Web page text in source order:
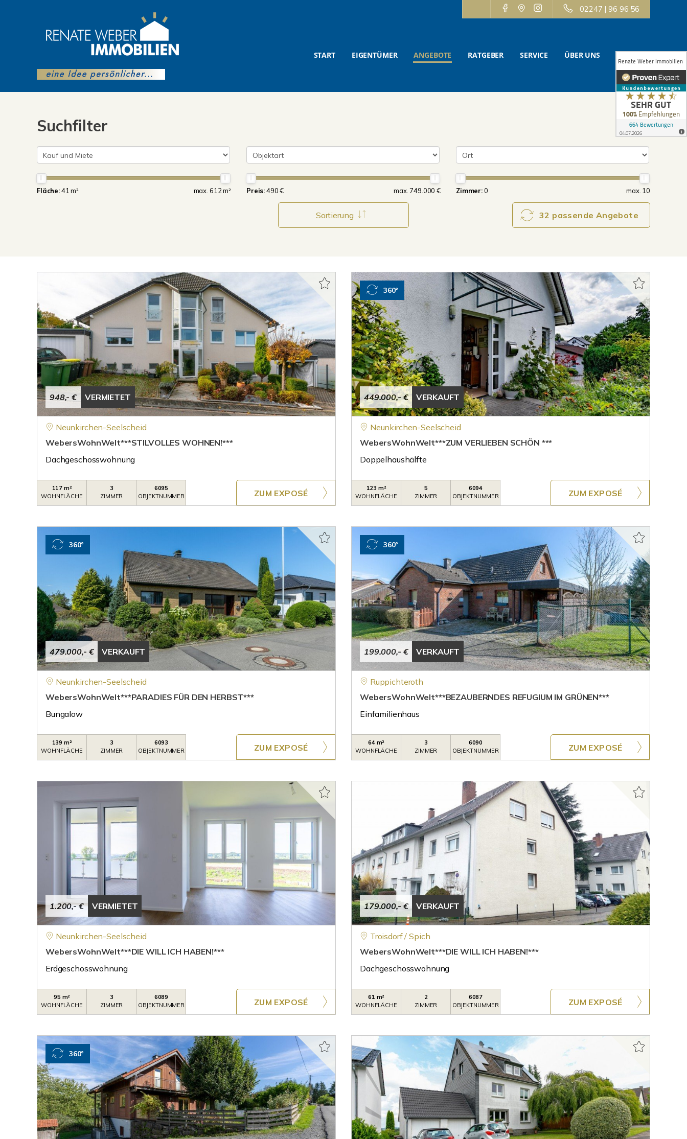
02247 | 96 96 56
START EIGENTÜMER ANGEBOTE RATGEBER SERVICE ÜBER UNS KONTAKT
Suchfilter
Fläche:41 m² max. 612 m² Preis:490 € max. 749.000 € Zimmer:0 max. 10
Sortierung 32 passende Angebote
948,- € VERMIETET
Neunkirchen-Seelscheid
WebersWohnWelt***STILVOLLES WOHNEN!***
Dachgeschosswohnung
117 m²
WOHNFLÄCHE
3
ZIMMER
6095
OBJEKTNUMMER
ZUM EXPOSÉ
449.000,- € VERKAUFT
360°
Neunkirchen-Seelscheid
WebersWohnWelt***ZUM VERLIEBEN SCHÖN ***
Doppelhaushälfte
123 m²
WOHNFLÄCHE
5
ZIMMER
6094
OBJEKTNUMMER
ZUM EXPOSÉ
479.000,- € VERKAUFT
360°
Neunkirchen-Seelscheid
WebersWohnWelt***PARADIES FÜR DEN HERBST***
Bungalow
139 m²
WOHNFLÄCHE
3
ZIMMER
6093
OBJEKTNUMMER
ZUM EXPOSÉ
199.000,- € VERKAUFT
360°
Ruppichteroth
WebersWohnWelt***BEZAUBERNDES REFUGIUM IM GRÜNEN***
Einfamilienhaus
64 m²
WOHNFLÄCHE
3
ZIMMER
6090
OBJEKTNUMMER
ZUM EXPOSÉ
1.200,- € VERMIETET
Neunkirchen-Seelscheid
WebersWohnWelt***DIE WILL ICH HABEN!***
Erdgeschosswohnung
95 m²
WOHNFLÄCHE
3
ZIMMER
6089
OBJEKTNUMMER
ZUM EXPOSÉ
179.000,- € VERKAUFT
Troisdorf / Spich
WebersWohnWelt***DIE WILL ICH HABEN!***
Dachgeschosswohnung
61 m²
WOHNFLÄCHE
2
ZIMMER
6087
OBJEKTNUMMER
ZUM EXPOSÉ
360°